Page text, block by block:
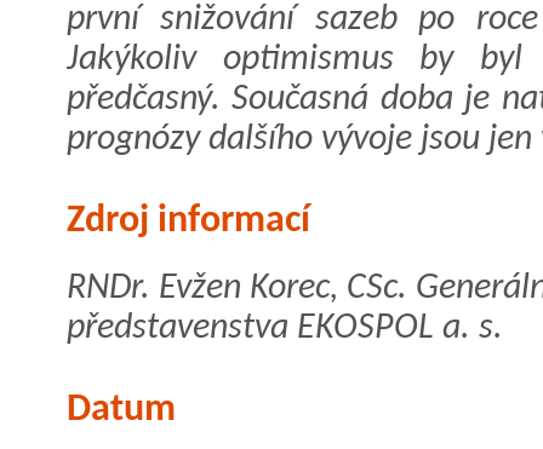
první snižování sazeb po
Jakýkoliv optimismus by
předčasný. Současná doba je
prognózy dalšího vývoje jsou
Zdroj informací
RNDr. Evžen Korec, CSc.
představenstva EKOSPOL a. s.
Datum